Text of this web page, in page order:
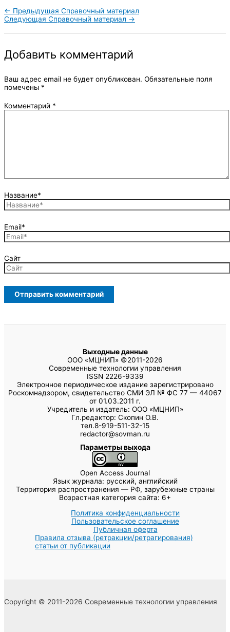
← Предыдущая Справочный материал
Следующая Справочный материал →
Добавить комментарий
Ваш адрес email не будет опубликован. Обязательные поля
помечены *
Комментарий *
Название*
Email*
Сайт
Выходные данные
ООО «МЦНИП» ©2011-2026
Современные технологии управления
ISSN 2226-9339
Электронное периодическое издание зарегистрировано
Роскомнадзором, свидетельство СМИ ЭЛ № ФС 77 — 44067
от 01.03.2011 г.
Учредитель и издатель: ООО «МЦНИП»
Гл.редактор: Скопин О.В.
тел.8-919-511-32-15
redactor@sovman.ru
Параметры выхода
Open Access Journal
Язык журнала: русский, английский
Территория распространения — РФ, зарубежные страны
Возрастная категория сайта: 6+
Политика конфиденциальности
Пользовательское соглашение
Публичная оферта
Правила отзыва (ретракции/ретрагирования)
статьи от публикации
Copyright © 2011-2026 Современные технологии управления